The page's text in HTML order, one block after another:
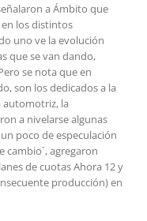
a Ámbito que
los distintos
uno ve la evolución
que se van dando,
se nota que en
son los dedicados a la
automotriz, la
a nivelarse algunas
poco de especulación
cambio`, agregaron
de cuotas Ahora 12 y
producción) en